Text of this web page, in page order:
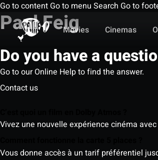
Go to content Go to menu Search Go to
Movies
Cinemas
Paul Feig
Do you have a
Go to our Online Help to find the answer.
Contact us
Vivez une nouvelle expérience cinéma
Vous donne accès à un tarif préférentiel